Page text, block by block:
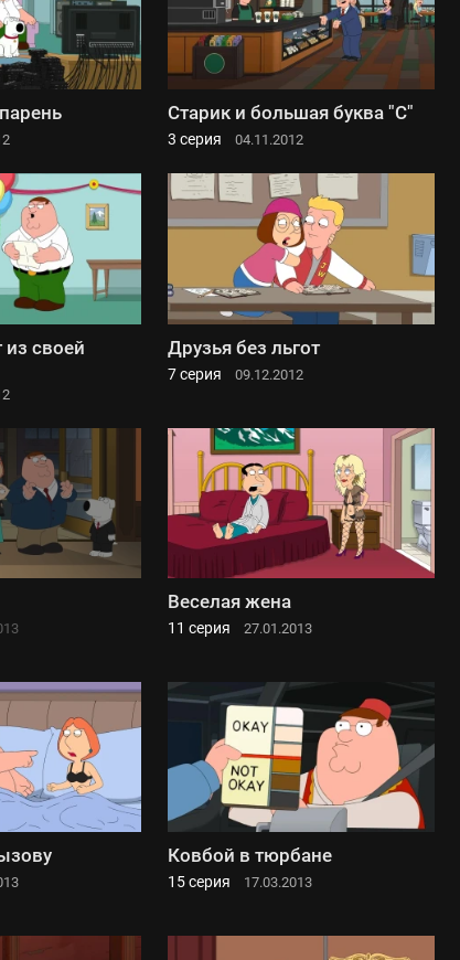
Старик и большая буква "С"
3 серия 04.11.2012
своей
Друзья без льгот
7 серия 09.12.2012
Веселая жена
11 серия 27.01.2013
Ковбой в тюрбане
15 серия 17.03.2013